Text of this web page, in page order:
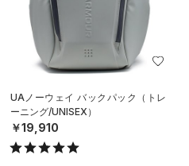
UAノーウェイ バックパック（トレ
ーニング/UNISEX）
￥19,910